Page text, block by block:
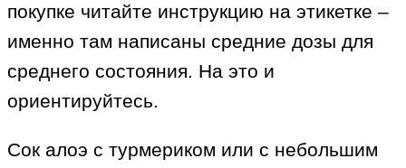
покупке читайте инструкцию на этикетке –
именно там написаны средние дозы для
среднего состояния. На это и
ориентируйтесь.
Сок алоэ с турмериком или с небольшим